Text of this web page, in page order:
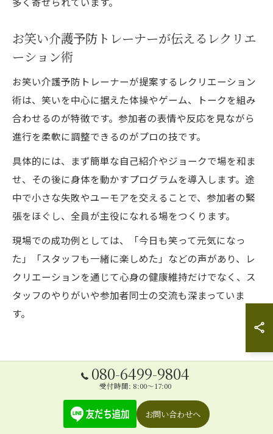
お笑い介護予防トレーナーが伝えるレクリエ
ーション術
お笑い介護予防トレーナーが提案するレクリエーション
術は、笑いを中心に据えた体操やゲーム、トークを組み
合わせるのが特徴です。参加者の表情や反応を見ながら
進行を柔軟に調整できるのがプロの技です。
具体的には、まず簡単な自己紹介やジョークで場を和ま
せ、その後に身体を動かすプログラムを導入します。途
中で小さな失敗やユーモアを交えることで、参加者の緊
張をほぐし、全員が主役になれる場をつくります。
現場での成功例としては、「今日も笑って元気になっ
た」「スタッフも一緒に楽しめた」などの声があり、レ
クリエーションを通じて心身の健康維持だけでなく、ス
タッフのやりがいや参加者同士の交流も深まっていま
す。
介護予防体操に笑いを加える魅力
080-6499-9804
受付時間: 8:00～17:00
お問い合わせへ